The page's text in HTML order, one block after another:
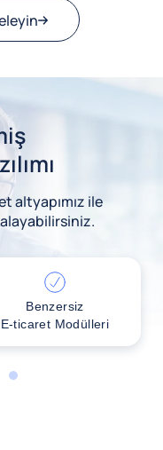
altyapımız ile
Benzersiz
E-ticaret Modülleri
5